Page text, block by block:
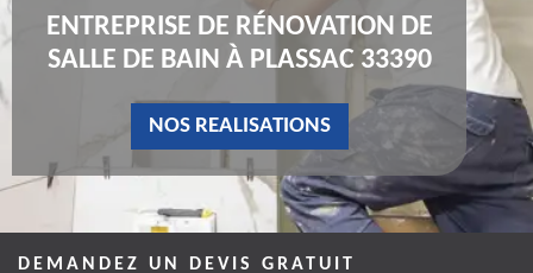
ENTREPRISE DE RÉNOVATION DE
SALLE DE BAIN À PLASSAC 33390
NOS REALISATIONS
DEMANDEZ UN DEVIS GRATUIT